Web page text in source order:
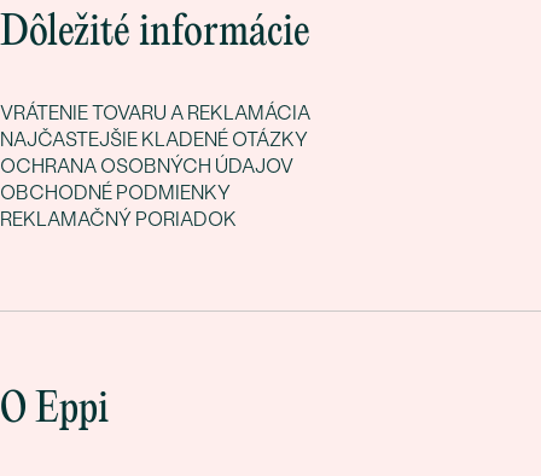
Dôležité informácie
VRÁTENIE TOVARU A REKLAMÁCIA
NAJČASTEJŠIE KLADENÉ OTÁZKY
OCHRANA OSOBNÝCH ÚDAJOV
OBCHODNÉ PODMIENKY
REKLAMAČNÝ PORIADOK
O Eppi